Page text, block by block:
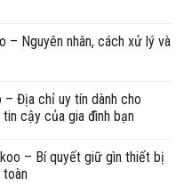
– Nguyên nhân, cách xử lý và
– Địa chỉ uy tín dành cho
cậy của gia đình bạn
– Bí quyết giữ gìn thiết bị